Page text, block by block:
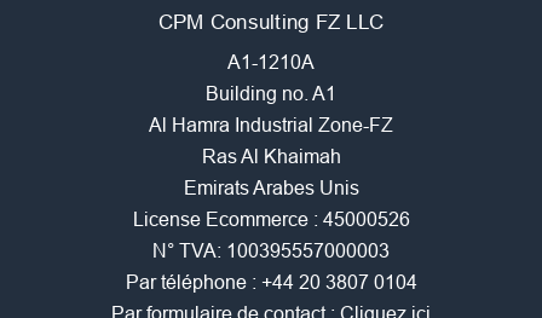
CPM Consulting FZ LLC
A1-1210A
Building no. A1
Al Hamra Industrial Zone-FZ
Ras Al Khaimah
Emirats Arabes Unis
License Ecommerce : 45000526
N° TVA: 100395557000003
Par téléphone : +44 20 3807 0104